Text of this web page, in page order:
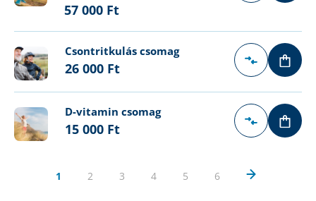
57 000 Ft
Csontritkulás csomag
26 000 Ft
D-vitamin csomag
15 000 Ft
1 2 3 4 5 6